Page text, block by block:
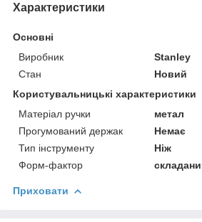
Характеристики
Основні
Виробник
Stanley
Стан
Новий
Користувальницькі характеристики
Матеріал ручки
метал
Прогумований держак
Немає
Тип інструменту
Ніж
Форм-фактор
Приховати